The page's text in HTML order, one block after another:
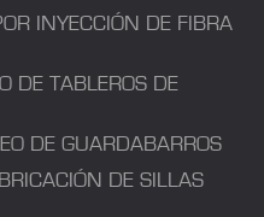
INYECCIÓN DE FIBRA
DE TABLEROS DE
DE GUARDABARROS
DE SILLAS